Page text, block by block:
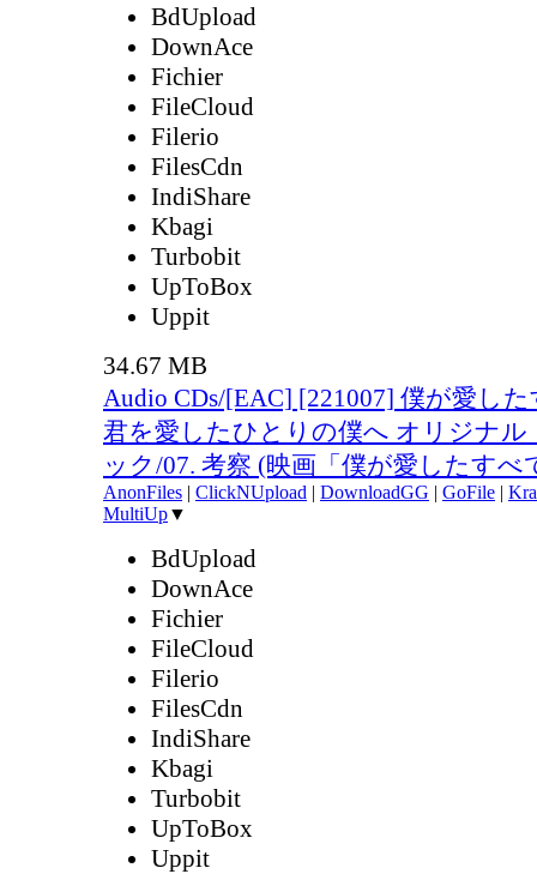
BdUpload
DownAce
Fichier
FileCloud
Filerio
FilesCdn
IndiShare
Kbagi
Turbobit
UpToBox
Uppit
34.67 MB
Audio CDs/[EAC] [221007] 僕が愛し
君を愛したひとりの僕へ オリジナ
ック/07. 考察 (映画「僕が愛したすべ
AnonFiles | ClickNUpload | DownloadGG | GoFile |
MultiUp▼
BdUpload
DownAce
Fichier
FileCloud
Filerio
FilesCdn
IndiShare
Kbagi
Turbobit
UpToBox
Uppit